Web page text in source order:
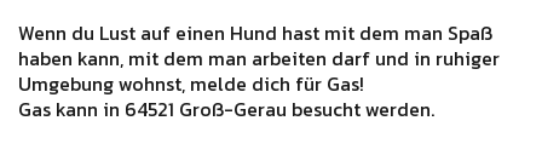
Wenn du Lust auf einen Hund hast mit dem man Spaß
haben kann, mit dem man arbeiten darf und in ruhiger
Umgebung wohnst, melde dich für Gas!
Gas kann in 64521 Groß-Gerau besucht werden.